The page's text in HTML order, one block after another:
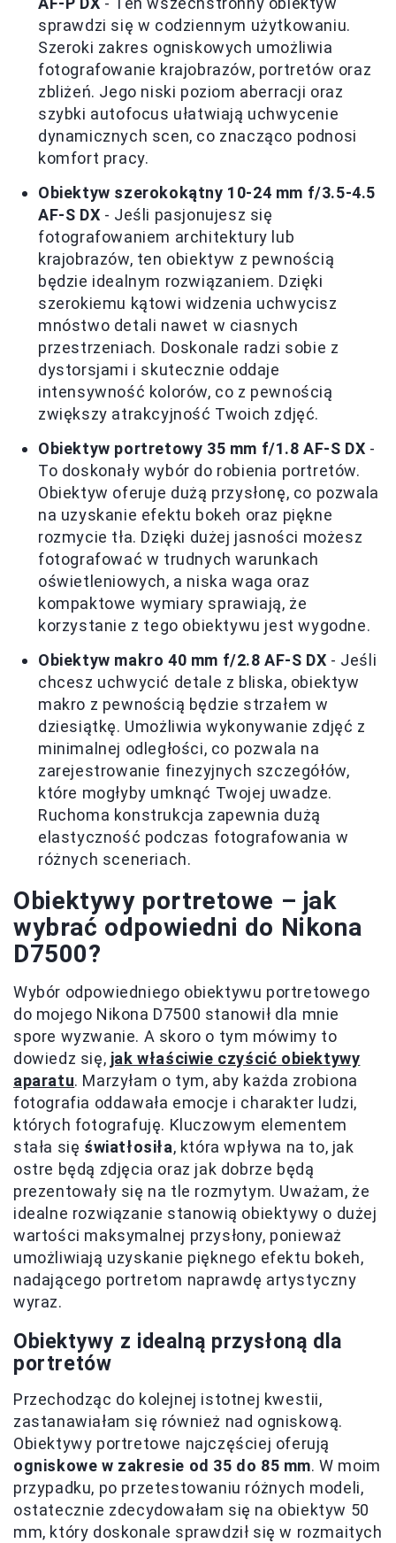
sprawdzi się w codziennym użytkowaniu.
Szeroki zakres ogniskowych umożliwia
fotografowanie krajobrazów, portretów oraz
zbliżeń. Jego niski poziom aberracji oraz
szybki autofocus ułatwiają uchwycenie
dynamicznych scen, co znacząco podnosi
komfort pracy.
Obiektyw szerokokątny 10-24 mm f/3.5-4.5
AF-S DX - Jeśli pasjonujesz się
fotografowaniem architektury lub
krajobrazów, ten obiektyw z pewnością
będzie idealnym rozwiązaniem. Dzięki
szerokiemu kątowi widzenia uchwycisz
mnóstwo detali nawet w ciasnych
przestrzeniach. Doskonale radzi sobie z
dystorsjami i skutecznie oddaje
intensywność kolorów, co z pewnością
zwiększy atrakcyjność Twoich zdjęć.
Obiektyw portretowy 35 mm f/1.8 AF-S DX -
To doskonały wybór do robienia portretów.
Obiektyw oferuje dużą przysłonę, co pozwala
na uzyskanie efektu bokeh oraz piękne
rozmycie tła. Dzięki dużej jasności możesz
fotografować w trudnych warunkach
oświetleniowych, a niska waga oraz
kompaktowe wymiary sprawiają, że
korzystanie z tego obiektywu jest wygodne.
Obiektyw makro 40 mm f/2.8 AF-S DX - Jeśli
chcesz uchwycić detale z bliska, obiektyw
makro z pewnością będzie strzałem w
dziesiątkę. Umożliwia wykonywanie zdjęć z
minimalnej odległości, co pozwala na
zarejestrowanie finezyjnych szczegółów,
które mogłyby umknąć Twojej uwadze.
Ruchoma konstrukcja zapewnia dużą
elastyczność podczas fotografowania w
różnych sceneriach.
Obiektywy portretowe – jak
wybrać odpowiedni do Nikona
D7500?
Wybór odpowiedniego obiektywu portretowego
do mojego Nikona D7500 stanowił dla mnie
spore wyzwanie. A skoro o tym mówimy to
dowiedz się, jak właściwie czyścić obiektywy
aparatu. Marzyłam o tym, aby każda zrobiona
fotografia oddawała emocje i charakter ludzi,
których fotografuję. Kluczowym elementem
stała się światłosiła, która wpływa na to, jak
ostre będą zdjęcia oraz jak dobrze będą
prezentowały się na tle rozmytym. Uważam, że
idealne rozwiązanie stanowią obiektywy o dużej
wartości maksymalnej przysłony, ponieważ
umożliwiają uzyskanie pięknego efektu bokeh,
nadającego portretom naprawdę artystyczny
wyraz.
Obiektywy z idealną przysłoną dla
portretów
Przechodząc do kolejnej istotnej kwestii,
zastanawiałam się również nad ogniskową.
Obiektywy portretowe najczęściej oferują
ogniskowe w zakresie od 35 do 85 mm. W moim
przypadku, po przetestowaniu różnych modeli,
ostatecznie zdecydowałam się na obiektyw 50
mm, który doskonale sprawdził się w rozmaitych